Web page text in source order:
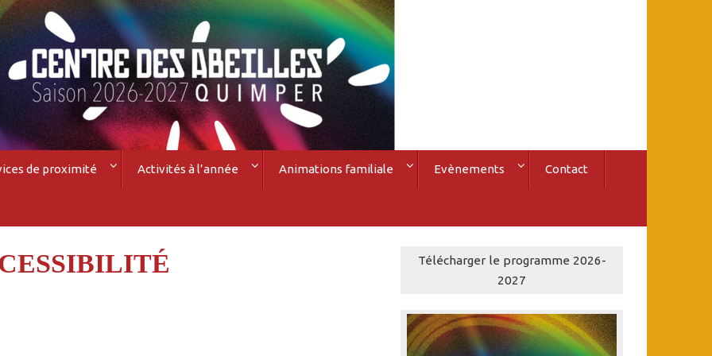
de proximité Activités à l’année Animations familiale Evènements Contact
Télécharger le programme 2026-
2027